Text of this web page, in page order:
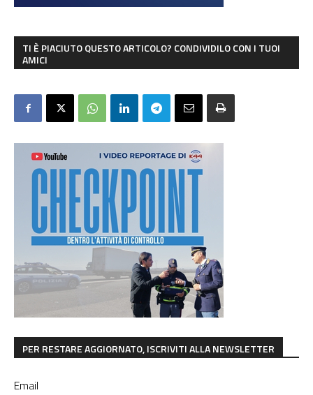
TI È PIACIUTO QUESTO ARTICOLO? CONDIVIDILO CON I TUOI
AMICI
PER RESTARE AGGIORNATO, ISCRIVITI ALLA NEWSLETTER
Email